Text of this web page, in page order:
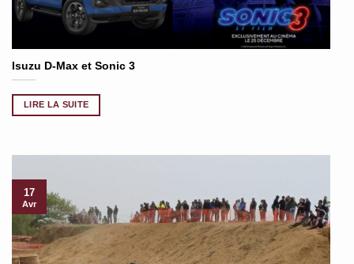
Isuzu D-Max et Sonic 3
LIRE LA SUITE
17
Avr